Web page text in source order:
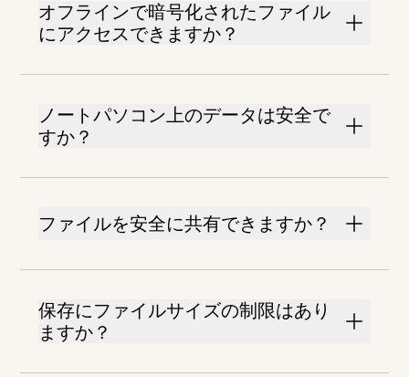
オフラインで暗号化されたファイル
にアクセスできますか？
ノートパソコン上のデータは安全で
すか？
ファイルを安全に共有できますか？
保存にファイルサイズの制限はあり
ますか？